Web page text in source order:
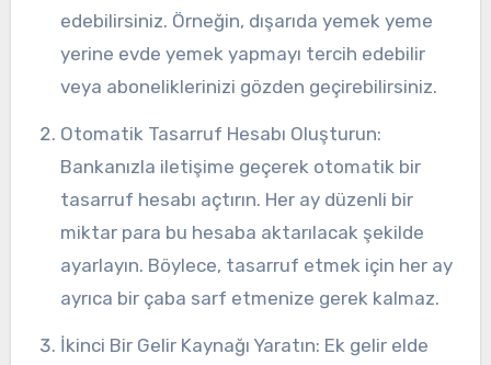
edebilirsiniz. Örneğin, dışarıda yemek yeme
yerine evde yemek yapmayı tercih edebilir
veya aboneliklerinizi gözden geçirebilirsiniz.
Otomatik Tasarruf Hesabı Oluşturun:
Bankanızla iletişime geçerek otomatik bir
tasarruf hesabı açtırın. Her ay düzenli bir
miktar para bu hesaba aktarılacak şekilde
ayarlayın. Böylece, tasarruf etmek için her ay
ayrıca bir çaba sarf etmenize gerek kalmaz.
İkinci Bir Gelir Kaynağı Yaratın: Ek gelir elde